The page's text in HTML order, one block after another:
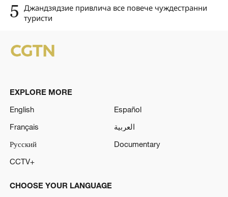
5 Джандзядзие привлича все повече чуждестранни
туристи
EXPLORE MORE
English
Español
Français
العربية
Русский
Documentary
CCTV+
CHOOSE YOUR LANGUAGE